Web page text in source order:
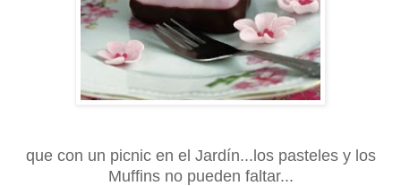
que con un picnic en el Jardín...los pasteles y los
Muffins no pueden faltar...